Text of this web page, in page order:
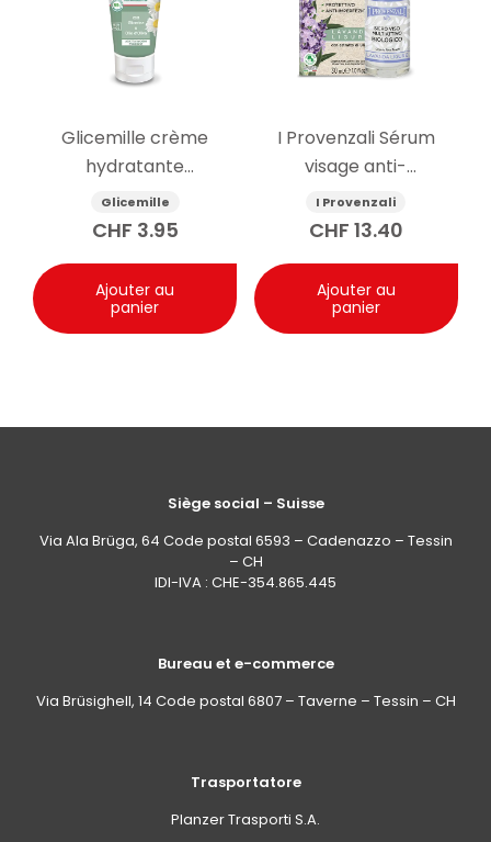
Glicemille crème
hydratante
antibactérienne pour
les mains 100ml
Glicemille
CHF 3.95
Ajouter au
panier
I Provenzali Sérum
visage anti-
imperfection à la
lavande biologique
I Provenzali
CHF 13.40
Ajouter au
panier
Siège social – Suisse
Via Ala Brüga, 64 Code postal 6593 – Cadenazzo – Tessin
– CH
IDI-IVA : CHE-354.865.445
Bureau et e-commerce
Via Brüsighell, 14 Code postal 6807 – Taverne – Tessin – CH
Trasportatore
Planzer Trasporti S.A.